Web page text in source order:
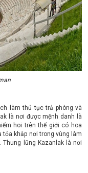
làm thủ tục trả phòng và
là nơi được mệnh danh là
hoi trên thế giới có hoa
tỏa khắp nơi trong vùng làm
lũng Kazanlak là nơi